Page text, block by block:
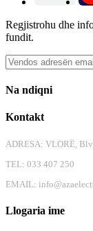
Regjistrohu dhe
fundit.
Na ndiqni
Kontakt
ADRESA: VLORË,
TEL: 033 407 250
EMAIL:
Llogaria ime